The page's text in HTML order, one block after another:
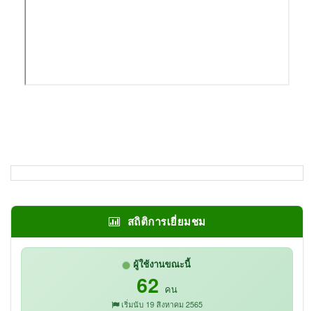
สถิติการเยี่ยมชม
ผู้ใช้งานขณะนี้
62 คน
เริ่มนับ 19 สิงหาคม 2565